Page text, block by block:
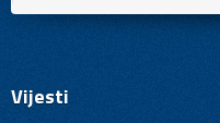
Vijesti